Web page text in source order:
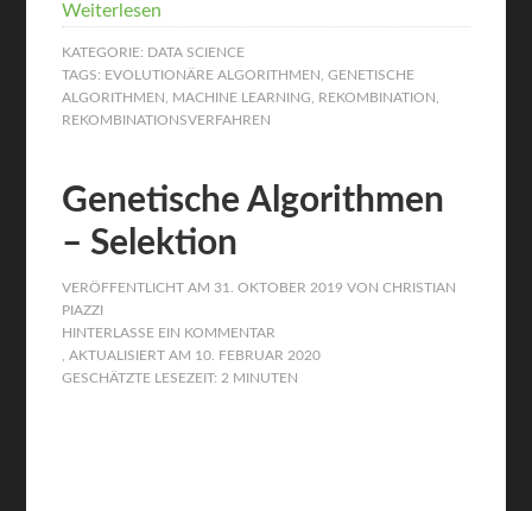
Weiterlesen
KATEGORIE: DATA SCIENCE
TAGS: EVOLUTIONÄRE ALGORITHMEN ,GENETISCHE
ALGORITHMEN , MACHINE LEARNING, REKOMBINATION ,
REKOMBINATIONSVERFAHREN
Genetische Algorithmen
– Selektion
VERÖFFENTLICHT AM 31. OKTOBER 2019 VONCHRISTIAN
PIAZZI
HINTERLASSE EIN KOMMENTAR
, AKTUALISIERT AM 10. FEBRUAR 2020
GESCHÄTZTE LESEZEIT: 2 MINUTEN